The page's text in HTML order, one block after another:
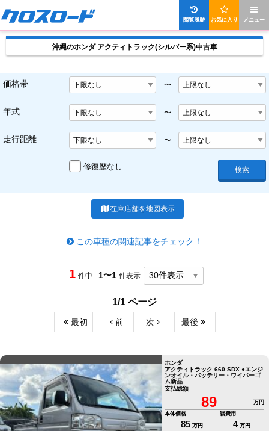
メニュー
お気に入り
閲覧履歴
沖縄のホンダ アクティトラック(シルバー系)中古車
価格帯 〜
年式 〜
走行距離 〜
修復歴なし 検索
在庫店舗を地図表示
この車種の関連記事をチェック！
1 件中 1〜1 件表示
1/1 ページ
最初 前 次 最後
ホンダ
アクティトラック 660 SDX ●エンジ
ンオイル・バッテリー・ワイパーゴ
ム新品
支払総額
89
万円
本体価格
85 万円
諸費用
4 万円